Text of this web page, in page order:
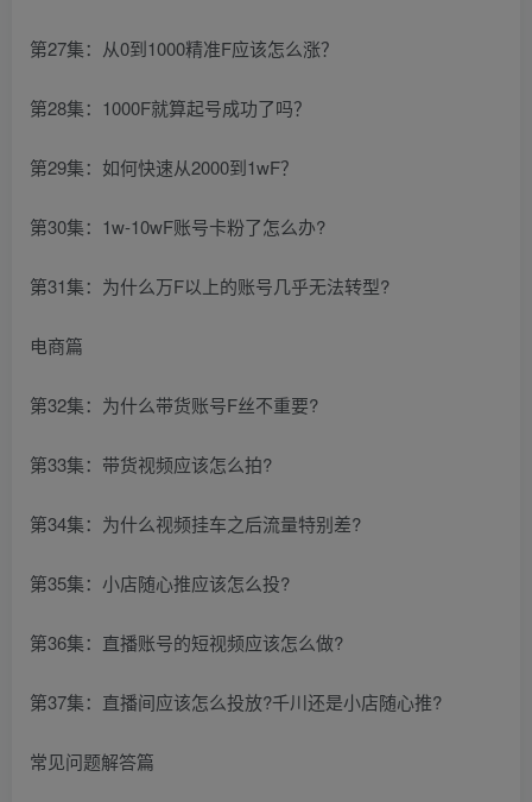
第27集：从0到1000精准F应该怎么涨？
第28集：1000F就算起号成功了吗？
第29集：如何快速从2000到1wF？
第30集：1w-10wF账号卡粉了怎么办?
第31集：为什么万F以上的账号几乎无法转型?
电商篇
第32集：为什么带货账号F丝不重要?
第33集：带货视频应该怎么拍?
第34集：为什么视频挂车之后流量特别差?
第35集：小店随心推应该怎么投?
第36集：直播账号的短视频应该怎么做?
第37集：直播间应该怎么投放?千川还是小店随心推?
常见问题解答篇